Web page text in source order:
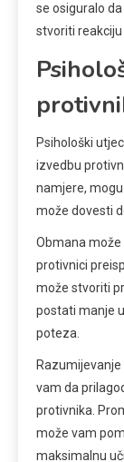
se osiguralo
stvoriti reakciju
Psihološki
izvedbu
namjere,
može dovesti
Obmana
protivnici
može stvoriti
postati manje
poteza.
vam da
protivnika.
može vam
maksimalnu